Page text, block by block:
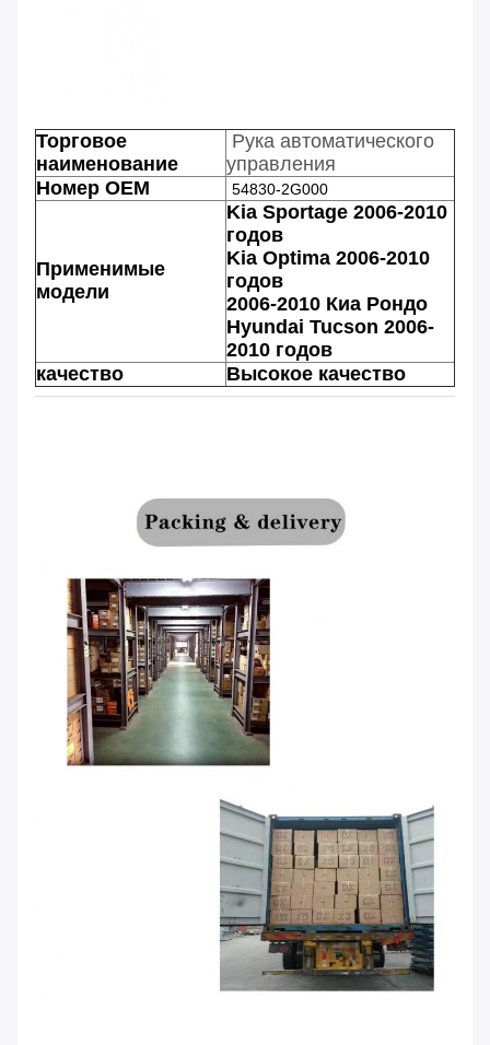
Торговое
наименование
Рука автоматического
управления
Номер OEM
54830-2G000
Применимые
модели
Kia Sportage 2006-2010
годов
Kia Optima 2006-2010
годов
2006-2010 Киа Рондо
Hyundai Tucson 2006-
2010 годов
качество
Высокое качество